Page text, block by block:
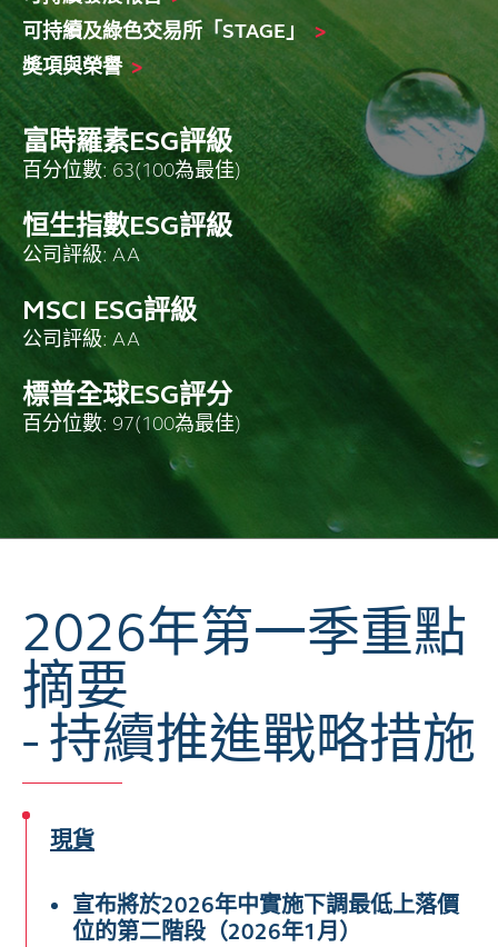
可持續及綠色交易所「STAGE」
>
奬項與榮譽 >
富時羅素ESG評級
百分位數: 63(100為最佳)
恒生指數ESG評級
公司評級: AA
MSCI ESG評級
公司評級: AA
標普全球ESG評分
百分位數: 97(100為最佳)
2026年第一季重點
摘要
- 持續推進戰略措施
現貨
宣布將於2026年中實施下調最低上落價
位的第二階段（2026年1月）